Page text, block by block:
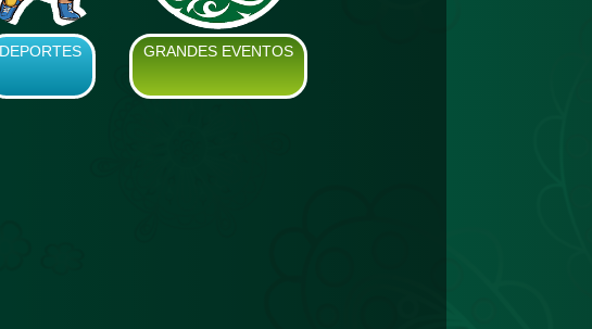
DEPORTES GRANDES EVENTOS